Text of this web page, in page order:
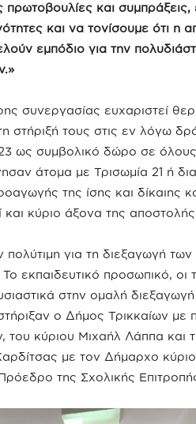
και συμπράξεις,
και να τονίσουμε ότι η
εμπόδιο για την
συνεργασίας ευχαριστεί
στήριξή τους στις εν λόγω
ως συμβολικό δώρο σε
άτομα με Τρισωμία 21 ή
της ίσης και δίκαιης
κύριο άξονα της
για τη διεξαγωγή
εκπαιδευτικό προσωπικό, οι
στην ομαλή
ο Δήμος Τρικκαίων με
κύριου Μιχαήλ Λάππα και
με τον Δήμαρχο
της Σχολικής